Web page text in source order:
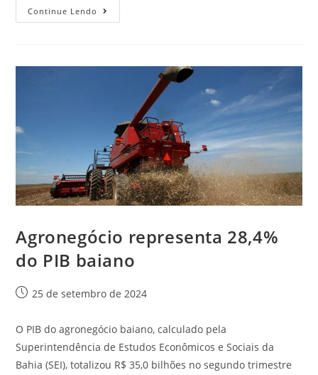
Continue Lendo
Agronegócio representa 28,4%
do PIB baiano
25 de setembro de 2024
O PIB do agronegócio baiano, calculado pela
Superintendência de Estudos Econômicos e Sociais da
Bahia (SEI), totalizou R$ 35,0 bilhões no segundo trimestre